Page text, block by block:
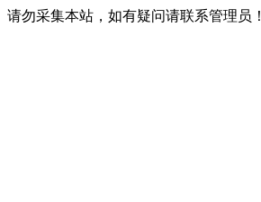
请勿采集本站，如有疑问请联系管理员！